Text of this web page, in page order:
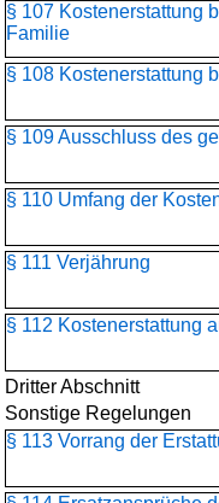
§ 107 Kostenerstattung
Familie
§ 108 Kostenerstattung
§ 109 Ausschluss des
§ 110 Umfang der
§ 111 Verjährung
§ 112 Kostenerstattung
Dritter Abschnitt
Sonstige Regelungen
§ 113 Vorrang der